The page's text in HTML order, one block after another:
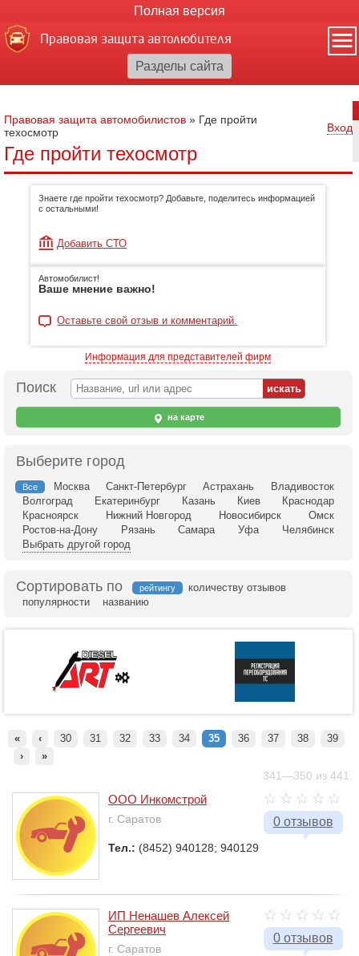
Полная версия
Правовая защита автолюбителя
Правовая защита автомобилистов » Где пройти
техосмотр
Вход
Где пройти техосмотр
Знаете где пройти техосмотр? Добавьте, поделитесь информацией
с остальными!
Добавить СТО
Автомобилист!
Ваше мнение важно!
Оставьте свой отзыв и комментарий.
Информация для представителей фирм
Поиск
на карте
Выберите город
Все Москва Санкт-Петербург Астрахань
Владивосток
Волгоград
Екатеринбург Казань Киев
Краснодар
Красноярск
Нижний Новгород Новосибирск
Омск
Ростов-на-Дону
Рязань Самара Уфа
Челябинск
Выбрать другой город
Сортировать по рейтингу
количеству отзывов
популярности
названию
« ‹ 30 31 32 33 34 35 36 37 38
39
›
»
341—350 из 441.
0 отзывов
ООО Инкомстрой
г. Саратов
Тел.: (8452) 940128; 940129
0 отзывов
ИП Ненашев Алексей
Сергеевич
г. Саратов